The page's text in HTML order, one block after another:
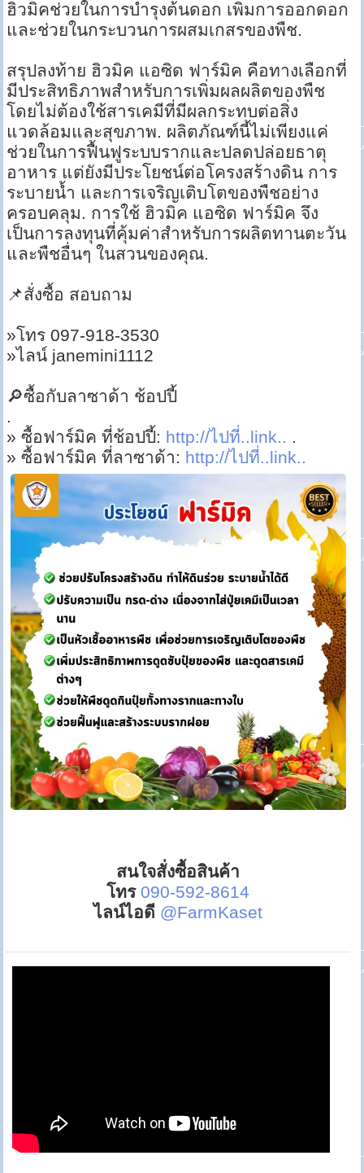
ฮิวมิคช่วยในการบำรุงต้นดอก เพิ่มการออกดอก
และช่วยในกระบวนการผสมเกสรของพืช.
สรุปลงท้าย ฮิวมิค แอซิด ฟาร์มิค คือทางเลือกที่
มีประสิทธิภาพสำหรับการเพิ่มผลผลิตของพืช
โดยไม่ต้องใช้สารเคมีที่มีผลกระทบต่อสิ่ง
แวดล้อมและสุขภาพ. ผลิตภัณฑ์นี้ไม่เพียงแค่
ช่วยในการฟื้นฟูระบบรากและปลดปล่อยธาตุ
อาหาร แต่ยังมีประโยชน์ต่อโครงสร้างดิน การ
ระบายน้ำ และการเจริญเติบโตของพืชอย่าง
ครอบคลุม. การใช้ ฮิวมิค แอซิด ฟาร์มิค จึง
เป็นการลงทุนที่คุ้มค่าสำหรับการผลิตทานตะวัน
และพืชอื่นๆ ในสวนของคุณ.
📌สั่งซื้อ สอบถาม
»โทร 097-918-3530
»ไลน์ janemini1112
🔎ซื้อกับลาซาด้า ช้อปปี้
.
» ซื้อฟาร์มิค ที่ช้อปปี้: http://ไปที่..link.. .
» ซื้อฟาร์มิค ที่ลาซาด้า: http://ไปที่..link..
สนใจสั่งซื้อสินค้า
โทร 090-592-8614
ไลน์ไอดี @FarmKaset